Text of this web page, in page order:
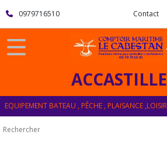
0979716510 Contact
Fermer
FILTRES
FILETS
CATAMARAN